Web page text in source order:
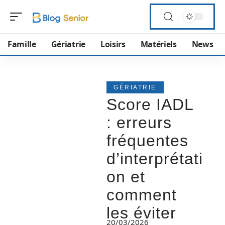
Famille Gériatrie Loisirs Matériels News
GÉRIATRIE
Score IADL
: erreurs
fréquentes
d’interprétati
on et
comment
les éviter
20/03/2026